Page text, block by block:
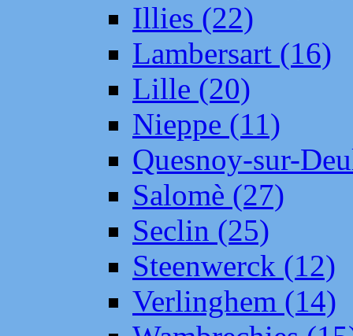
Illies (22)
Lambersart (16)
Lille (20)
Nieppe (11)
Quesnoy-sur-
Salomè (27)
Seclin (25)
Steenwerck (12)
Verlinghem (14)